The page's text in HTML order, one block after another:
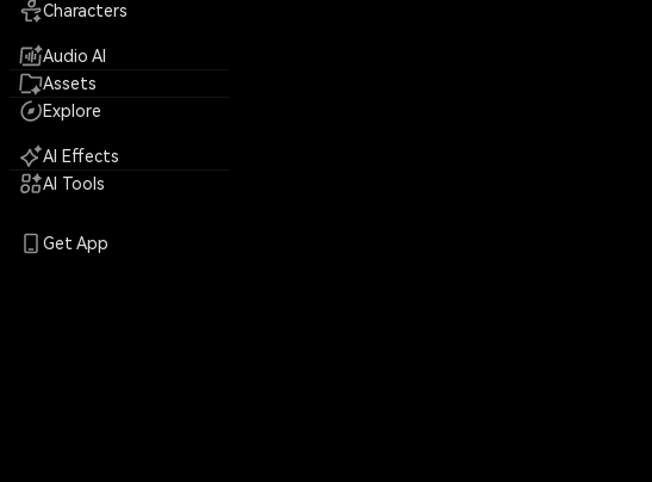
Characters
Audio AI
Assets
Explore
AI Effects
AI Tools
Get App